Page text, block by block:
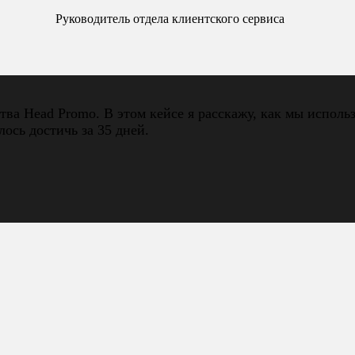
Руководитель отдела клиентского сервиса
Head Promo. В этом кейсе я расскажу, как мы
достичь за 35 дней.